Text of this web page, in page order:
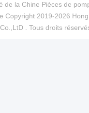
de la Chine Pièces de
Copyright 2019-2026
Co.,LtD . Tous droits